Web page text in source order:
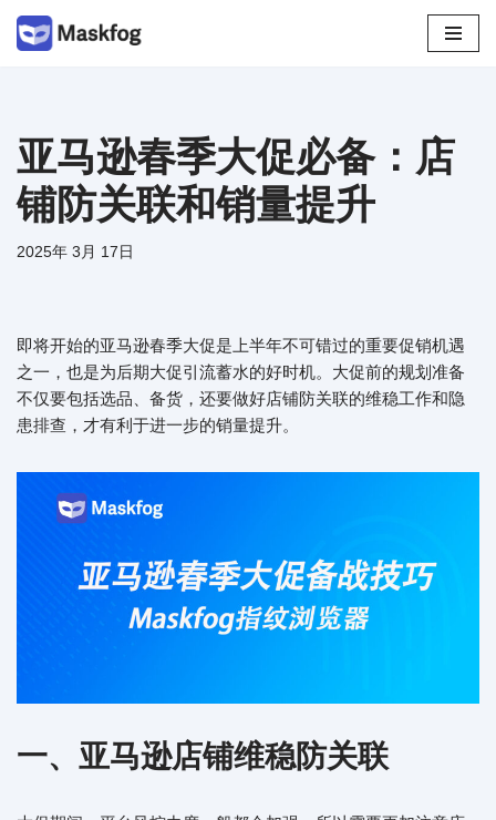
文
亚马逊春季大促必备：店
铺防关联和销量提升
2025年 3月 17日
即将开始的亚马逊春季大促是上半年不可错过的重要促销机遇
之一，也是为后期大促引流蓄水的好时机。大促前的规划准备
不仅要包括选品、备货，还要做好店铺防关联的维稳工作和隐
患排查，才有利于进一步的销量提升。
一、亚马逊店铺维稳防关联